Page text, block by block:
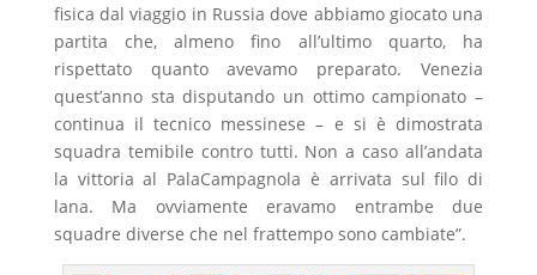
fisica dal viaggio in Russia dove abbiamo giocato una
partita che, almeno fino all’ultimo quarto, ha
rispettato quanto avevamo preparato. Venezia
quest’anno sta disputando un ottimo campionato –
continua il tecnico messinese – e si è dimostrata
squadra temibile contro tutti. Non a caso all’andata
la vittoria al PalaCampagnola è arrivata sul filo di
lana. Ma ovviamente eravamo entrambe due
squadre diverse che nel frattempo sono cambiate”.